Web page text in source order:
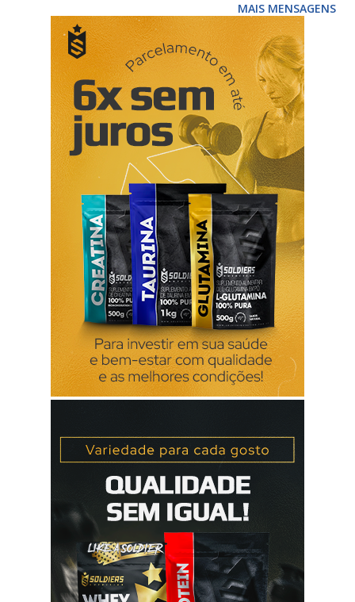
oleico (ômega 9), beneficios e os alimentos mais ricos O
ácido oleico ou ômega 9 é uma gordura insaturada, com
grande papel na prevenção das doenças cardiovasculares,
redução dos níveis de colesterol e triglicerídeos e
prevenção da hipertensão arterial ( HTA ). Ácido oleico
(ômega 9), beneficios Os beneficios que encontrem descrito
são muitos, destaco os seguintes: prevenção das doenças
cardiovasculares redução do mau colesterol (LDL) redução
dos níveis de triglicerídeos no...
MAIS MENSAGENS